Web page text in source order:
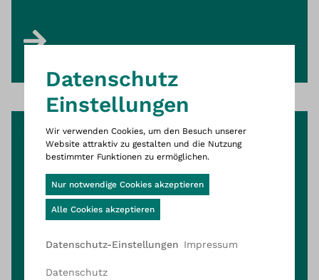
Werksvertretung
Unser Vertriebsnetz baut
international auf enger
Partnerschaft
Dies ist die Website Wittigsthal
Datenschutz
Einstellungen
Wir verwenden Cookies, um den Besuch unserer
Website attraktiv zu gestalten und die Nutzung
bestimmter Funktionen zu ermöglichen.
Nur notwendige Cookies akzeptieren
Alle Cookies akzeptieren
Datenschutz-Einstellungen Impressum
Datenschutz
Cookie-Banner